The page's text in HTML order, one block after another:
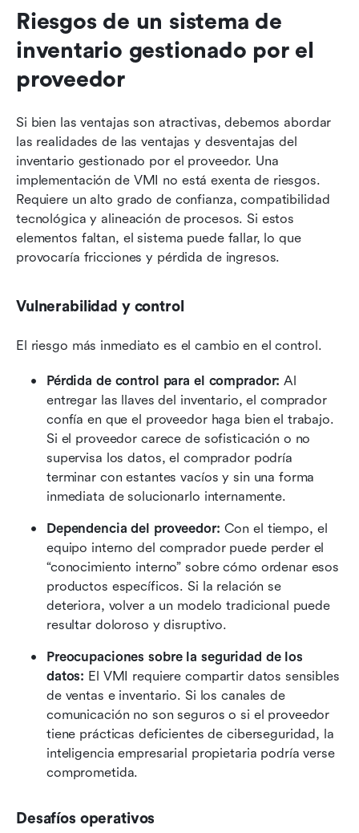
Riesgos de un sistema de
inventario gestionado por el
proveedor
Si bien las ventajas son atractivas, debemos abordar
las realidades de las ventajas y desventajas del
inventario gestionado por el proveedor. Una
implementación de VMI no está exenta de riesgos.
Requiere un alto grado de confianza, compatibilidad
tecnológica y alineación de procesos. Si estos
elementos faltan, el sistema puede fallar, lo que
provocaría fricciones y pérdida de ingresos.
Vulnerabilidad y control
El riesgo más inmediato es el cambio en el control.
Pérdida de control para el comprador: Al
entregar las llaves del inventario, el comprador
confía en que el proveedor haga bien el trabajo.
Si el proveedor carece de sofisticación o no
supervisa los datos, el comprador podría
terminar con estantes vacíos y sin una forma
inmediata de solucionarlo internamente.
Dependencia del proveedor: Con el tiempo, el
equipo interno del comprador puede perder el
“conocimiento interno” sobre cómo ordenar esos
productos específicos. Si la relación se
deteriora, volver a un modelo tradicional puede
resultar doloroso y disruptivo.
Preocupaciones sobre la seguridad de los
datos: El VMI requiere compartir datos sensibles
de ventas e inventario. Si los canales de
comunicación no son seguros o si el proveedor
tiene prácticas deficientes de ciberseguridad, la
inteligencia empresarial propietaria podría verse
comprometida.
Desafíos operativos